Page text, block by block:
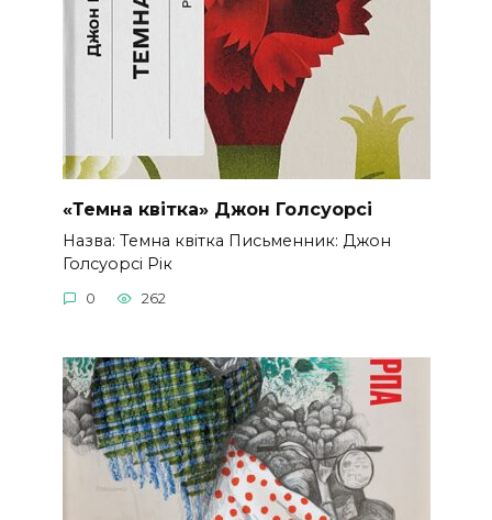
«Темна квітка» Джон Голсуорсі
Назва: Темна квітка Письменник: Джон
Голсуорсі Рік
0 262